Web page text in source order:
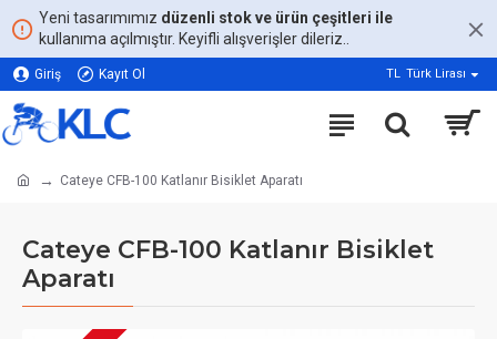
Yeni tasarımımız düzenli stok ve ürün çeşitleri ile
kullanıma açılmıştır. Keyifli alışverişler dileriz..
Giriş Kayıt Ol TL Türk Lirası
Cateye CFB-100 Katlanır Bisiklet Aparatı
Cateye CFB-100 Katlanır Bisiklet
Aparatı